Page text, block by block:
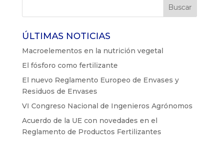
ÚLTIMAS NOTICIAS
Macroelementos en la nutrición vegetal
El fósforo como fertilizante
El nuevo Reglamento Europeo de Envases y
Residuos de Envases
VI Congreso Nacional de Ingenieros Agrónomos
Acuerdo de la UE con novedades en el
Reglamento de Productos Fertilizantes